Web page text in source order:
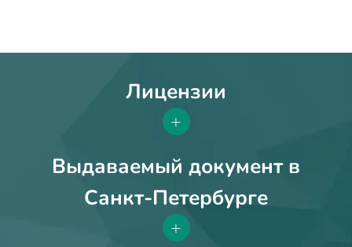
Лицензии
+
Выдаваемый документ в
Санкт-Петербурге
+